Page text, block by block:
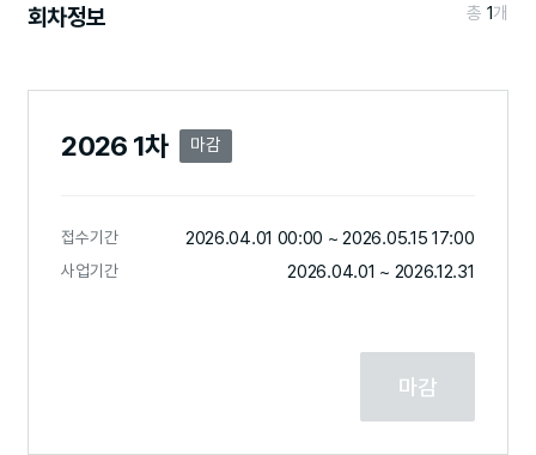
회차정보 총 1개
2026 1차 마감
접수기간 2026.04.01 00:00 ~2026.05.15 17:00
사업기간 2026.04.01 ~ 2026.12.31
마감